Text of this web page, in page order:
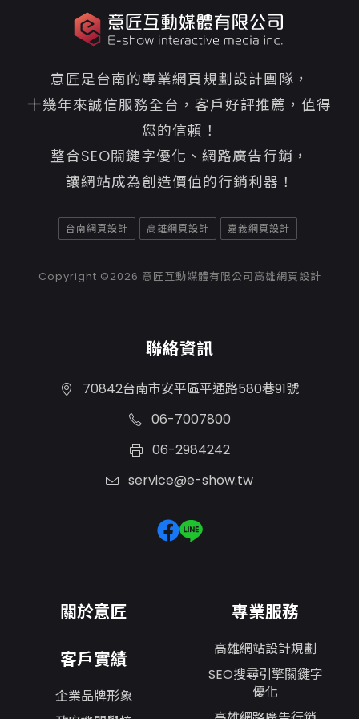
意匠是台南的專業網頁規劃設計團隊，
十幾年來誠信服務全台，客戶好評推薦，值得
您的信賴！
整合SEO關鍵字優化、網路廣告行銷，
讓網站成為創造價值的行銷利器！
台南網頁設計 高雄網頁設計 嘉義網頁設計
Copyright ©2026 意匠互動媒體有限公司高雄網頁設計
聯絡資訊
70842台南市安平區平通路580巷91號
06-7007800
06-2984242
service@e-show.tw
關於意匠
客戶實績
企業品牌形象
專業服務
高雄網站設計規劃
SEO搜尋引擎關鍵字
優化